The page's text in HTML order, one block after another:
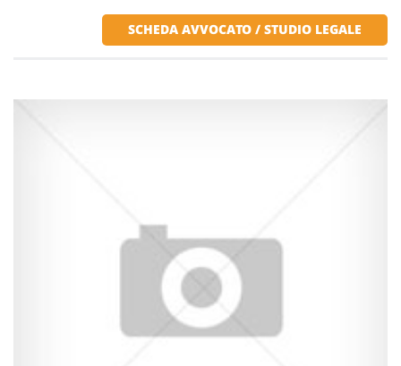
SCHEDA AVVOCATO / STUDIO LEGALE